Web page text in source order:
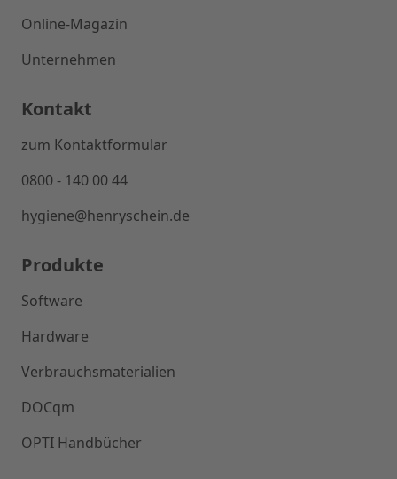
Online-Magazin
Unternehmen
Kontakt
zum Kontaktformular
0800 - 140 00 44
hygiene@henryschein.de
Produkte
Software
Hardware
Verbrauchsmaterialien
DOCqm
OPTI Handbücher